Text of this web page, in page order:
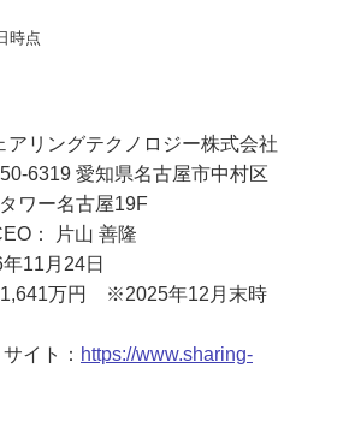
時点
アリングテクノロジー株式会社
6319 愛知県名古屋市中村区
ワー名古屋19F
： 片山 善隆
11月24日
1,641万円 ※2025年12月末時
イト： https://www.sharing-